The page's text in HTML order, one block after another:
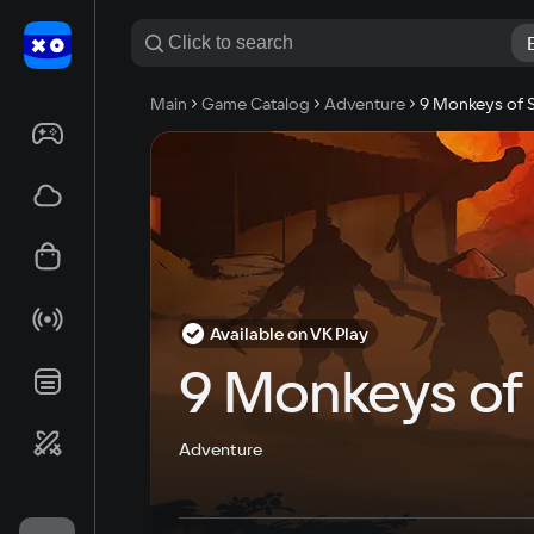
Main Game Catalog Adventure 9 Monkeys of
Available on VK Play
9 Monkeys
Adventure